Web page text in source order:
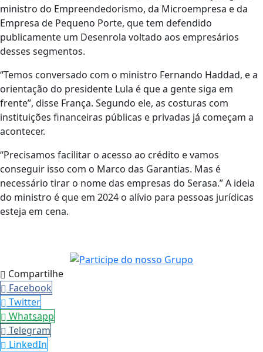
ministro do Empreendedorismo, da Microempresa e da
Empresa de Pequeno Porte, que tem defendido
publicamente um Desenrola voltado aos empresários
desses segmentos.
“Temos conversado com o ministro Fernando Haddad, e a
orientação do presidente Lula é que a gente siga em
frente”, disse França. Segundo ele, as costuras com
instituições financeiras públicas e privadas já começam a
acontecer.
“Precisamos facilitar o acesso ao crédito e vamos
conseguir isso com o Marco das Garantias. Mas é
necessário tirar o nome das empresas do Serasa.” A ideia
do ministro é que em 2024 o alívio para pessoas jurídicas
esteja em cena.
Compartilhe
Facebook
Twitter
Whatsapp
Telegram
LinkedIn